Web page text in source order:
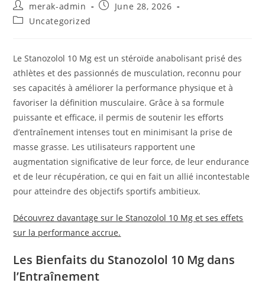
merak-admin
June 28, 2026
Uncategorized
Le Stanozolol 10 Mg est un stéroïde anabolisant prisé des
athlètes et des passionnés de musculation, reconnu pour
ses capacités à améliorer la performance physique et à
favoriser la définition musculaire. Grâce à sa formule
puissante et efficace, il permis de soutenir les efforts
d’entraînement intenses tout en minimisant la prise de
masse grasse. Les utilisateurs rapportent une
augmentation significative de leur force, de leur endurance
et de leur récupération, ce qui en fait un allié incontestable
pour atteindre des objectifs sportifs ambitieux.
Découvrez davantage sur le Stanozolol 10 Mg et ses effets
sur la performance accrue.
Les Bienfaits du Stanozolol 10 Mg dans
l’Entraînement